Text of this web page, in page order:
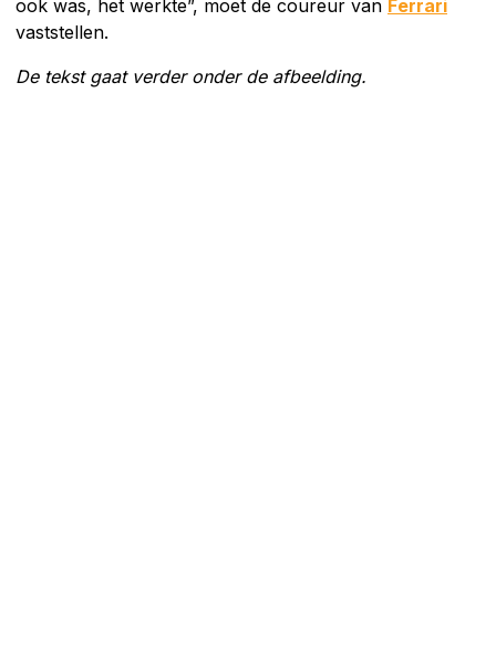
ook was, het werkte”, moet de coureur van Ferrari
vaststellen.
De tekst gaat verder onder de afbeelding.